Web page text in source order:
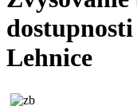
Lehnice